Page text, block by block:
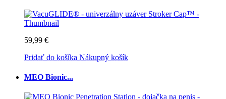
59,99 €
Pridať do košíka Nákupný košík
MEO Bionic...